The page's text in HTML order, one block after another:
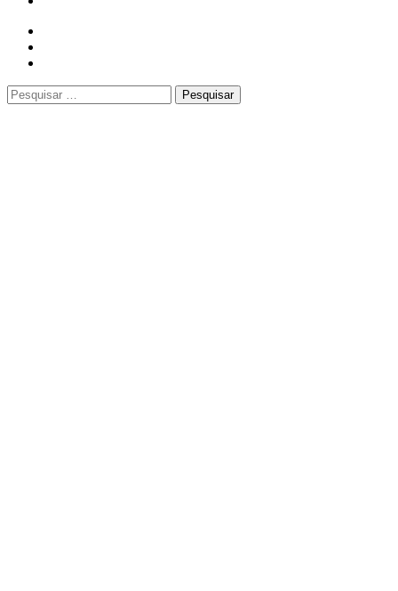
Facebook
Twitter
WhatsApp
Telegram
Close
Pesquisar
por: